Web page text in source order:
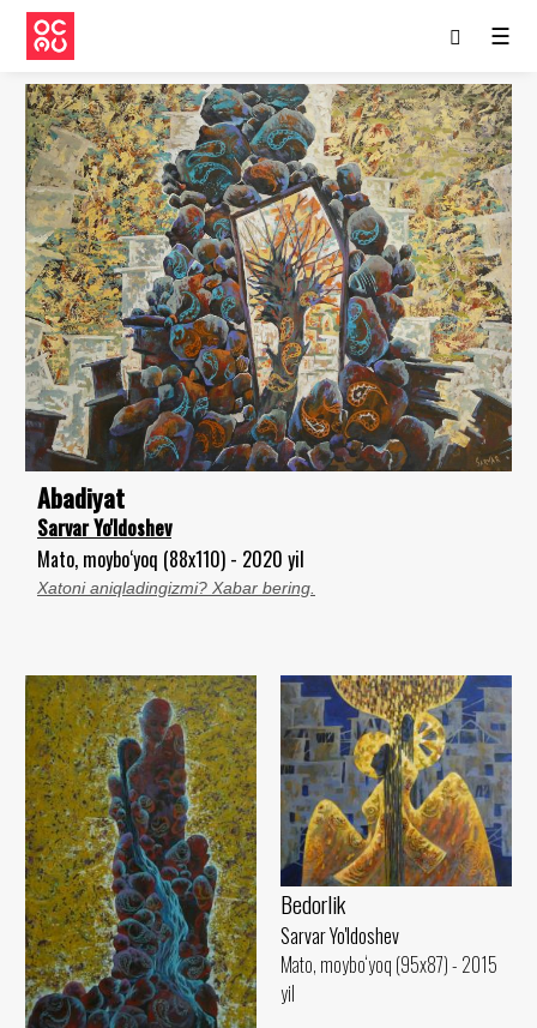
☰
Abadiyat
Sarvar Yo'ldoshev
Mato, moybo‘yoq (88x110) - 2020 yil
Xatoni aniqladingizmi? Xabar bering.
Bedorlik
Sarvar Yo'ldoshev
Mato, moybo‘yoq (95x87) - 2015
yil